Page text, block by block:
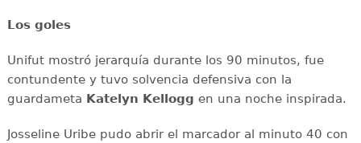
Los goles
Unifut mostró jerarquía durante los 90 minutos, fue
contundente y tuvo solvencia defensiva con la
guardameta Katelyn Kellogg en una noche inspirada.
Josseline Uribe pudo abrir el marcador al minuto 40 con